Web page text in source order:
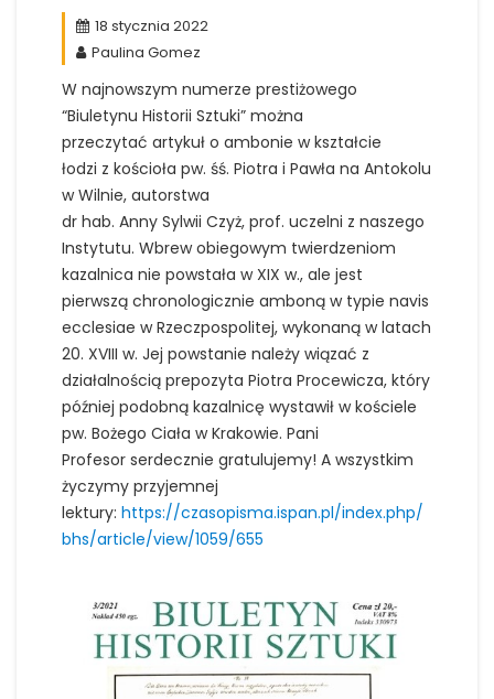
18 stycznia 2022
Paulina Gomez
W najnowszym numerze prestiżowego
“Biuletynu Historii Sztuki” można
przeczytać artykuł o ambonie w kształcie
łodzi z kościoła pw. śś. Piotra i Pawła na Antokolu
w Wilnie, autorstwa
dr hab. Anny Sylwii Czyż, prof. uczelni z naszego
Instytutu. Wbrew obiegowym twierdzeniom
kazalnica nie powstała w XIX w., ale jest
pierwszą chronologicznie amboną w typie navis
ecclesiae w Rzeczpospolitej, wykonaną w latach
20. XVIII w. Jej powstanie należy wiązać z
działalnością prepozyta Piotra Procewicza, który
później podobną kazalnicę wystawił w kościele
pw. Bożego Ciała w Krakowie. Pani
Profesor serdecznie gratulujemy! A wszystkim
życzymy przyjemnej
lektury: https://czasopisma.ispan.pl/index.php/
bhs/article/view/1059/655